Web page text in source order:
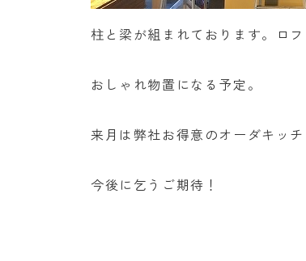
柱と梁が組まれております。ロフ
おしゃれ物置になる予定。
来月は弊社お得意のオーダキッ
今後に乞うご期待！